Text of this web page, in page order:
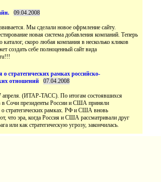
Мы сделали новое офрмление сайту.
новая система добавления компаний. Теперь
каталог, скоро любая компания в несколько кликов
создать себе полноценный сайт вида
(ИТАР-ТАСС). По итогам состоявшихся
в Сочи президенты России и США приняли
стратегических рамках. РФ и США вновь
что эра, когда Россия и США рассматривали друг